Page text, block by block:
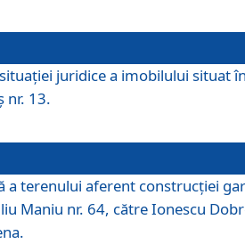
juridice a imobilului situat
nr. 13.
a terenului aferent construcției
Maniu nr. 64, către Ionescu